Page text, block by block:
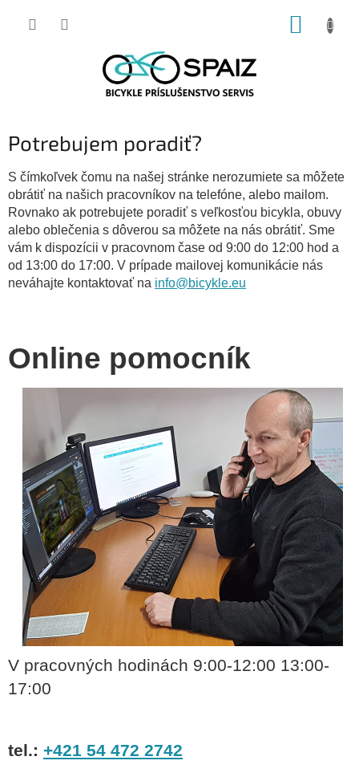
Potrebujem poradiť?
S čímkoľvek čomu na našej stránke nerozumiete sa môžete
obrátiť na našich pracovníkov na telefóne, alebo mailom.
Rovnako ak potrebujete poradiť s veľkosťou bicykla, obuvy
alebo oblečenia s dôverou sa môžete na nás obrátiť. Sme
vám k dispozícii v pracovnom čase od 9:00 do 12:00 hod a
od 13:00 do 17:00. V prípade mailovej komunikácie nás
neváhajte kontaktovať na info@bicykle.eu
Online pomocník
V pracovných hodinách 9:00-12:00 13:00-
17:00
tel.: +421 54 472 2742